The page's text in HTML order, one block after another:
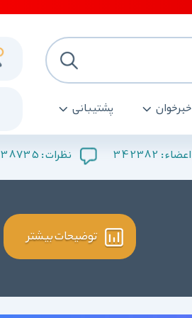
خبرخوان پشتیبانی
اعضاء : 342382 نظرات : 38735
توضیحات بیشتر